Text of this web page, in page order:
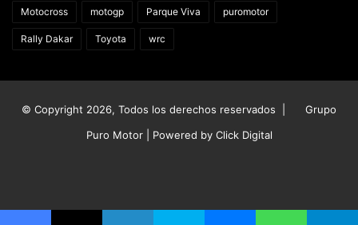
Motocross motogp Parque Viva puromotor
Rally Dakar Toyota wrc
© Copyright 2026, Todos los derechos reservados |
Grupo
Puro Motor | Powered by Click Digital